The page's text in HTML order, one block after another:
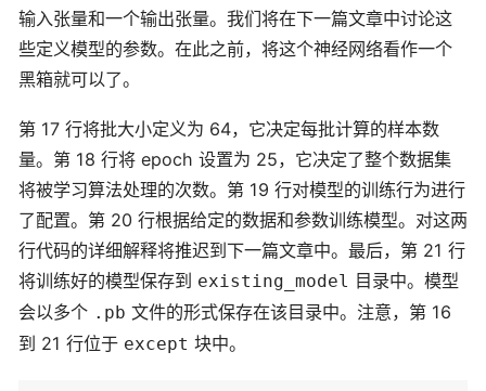
输入张量和一个输出张量。我们将在下一篇文章中讨论这
些定义模型的参数。在此之前，将这个神经网络看作一个
黑箱就可以了。
第 17 行将批大小定义为 64，它决定每批计算的样本数
量。第 18 行将 epoch 设置为 25，它决定了整个数据集
将被学习算法处理的次数。第 19 行对模型的训练行为进行
了配置。第 20 行根据给定的数据和参数训练模型。对这两
行代码的详细解释将推迟到下一篇文章中。最后，第 21 行
将训练好的模型保存到 existing_model 目录中。模型
会以多个 .pb 文件的形式保存在该目录中。注意，第 16
到 21 行位于 except 块中。